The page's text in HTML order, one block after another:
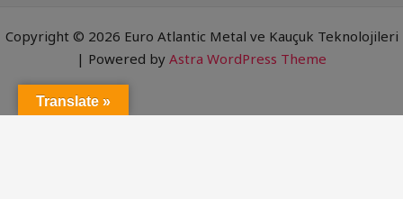
Copyright © 2026 Euro Atlantic Metal ve Kauçuk Teknolojileri
| Powered by Astra WordPress Theme
Translate »